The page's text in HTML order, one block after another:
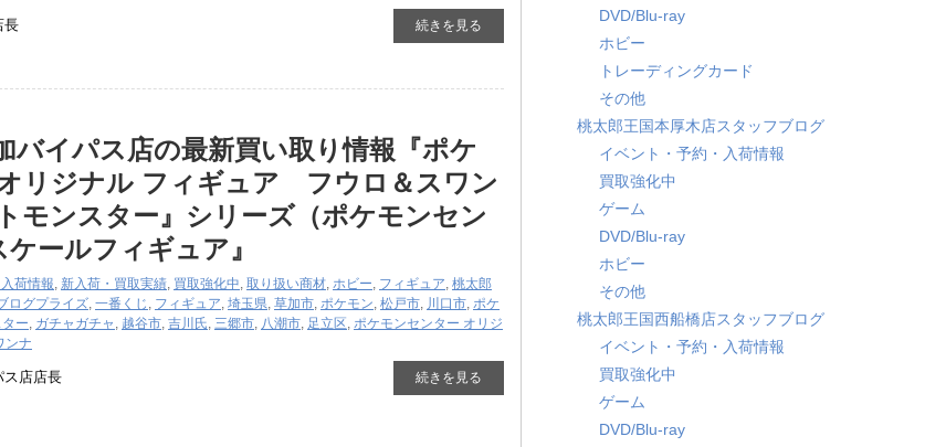
長 続きを見る
バイパス店の最新買い取り情報『ポケ
リジナル フィギュア フウロ＆スワン
モンスター』シリーズ（ポケモンセン
ールフィギュア』
荷情報 新入荷・買取実績 買取強化中 取り扱い商材 ホビー フィギュア 桃太郎
ログプライズ 一番くじ フィギュア 埼玉県 草加市 ポケモン 松戸市 川口市 ポケ
ー ガチャガチャ 越谷市 吉川氏 三郷市 八潮市 足立区 ポケモンセンター オリジ
ンナ
ス店店長 続きを見る
DVD/Blu-ray
ホビー
トレーディングカード
その他
桃太郎王国本厚木店スタッフブログ
イベント・予約・入荷情報
買取強化中
ゲーム
DVD/Blu-ray
ホビー
その他
桃太郎王国西船橋店スタッフブログ
イベント・予約・入荷情報
買取強化中
ゲーム
DVD/Blu-ray